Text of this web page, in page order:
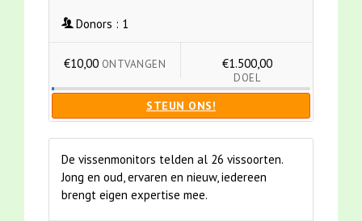
Donors : 1
€10,00 ONTVANGEN €1.500,00
DOEL
STEUN ONS!
De vissenmonitors telden al 26 vissoorten.
Jong en oud, ervaren en nieuw, iedereen
brengt eigen expertise mee.